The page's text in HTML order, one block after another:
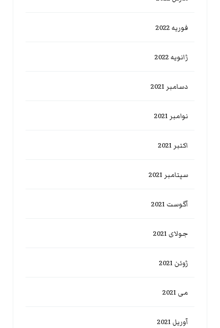
فوریه 2022
ژانویه 2022
دسامبر 2021
نوامبر 2021
اکتبر 2021
سپتامبر 2021
آگوست 2021
جولای 2021
ژوئن 2021
می 2021
آوریل 2021